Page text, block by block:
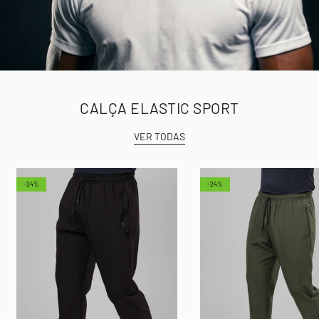
CALÇA ELASTIC SPORT
VER TODAS
-24% -24%